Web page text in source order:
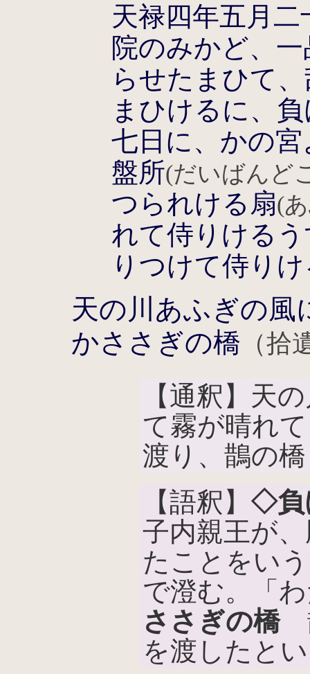
天禄四年五月
院のみかど、
らせたまひて
まひけるに、
七日に、かの
盤所(だいばんど
つられける扇(
れて侍りける
りつけて侍り
天の川あふぎの風
かささぎの橋 （拾
【通釈】天
て霧が晴れ
渡り、鵲の
【語釈】 ◇負
子内親王が
たことをい
で澄む。「
ささぎの橋
を渡したと